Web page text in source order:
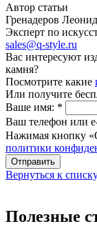
Автор статьи
Гренадеров
Эксперт по
sales@q-style.ru
Вас интересуют
камня?
Посмотрите какие
Или получите
Ваше имя: *
Ваш телефон или
Нажимая кнопку
политики
Отправить
Вернуться к
Полезные